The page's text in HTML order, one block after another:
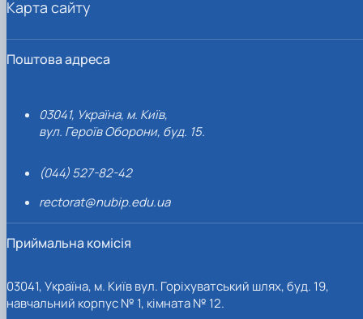
Поштова адреса
03041, Україна, м. Київ,
вул. Героїв Оборони, буд. 15.
(044) 527-82-42
rectorat@nubip.edu.ua
Приймальна комісія
03041, Україна, м. Київ вул. Горіхуватський шлях, буд. 19,
навчальний корпус № 1, кімната № 12.
Карта сайту